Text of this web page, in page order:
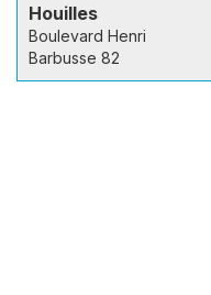
Houilles
Boulevard Henri
Barbusse 82